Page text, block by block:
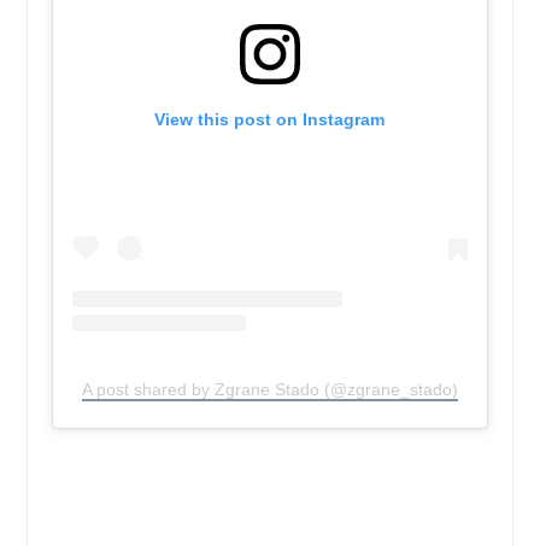
View this post on Instagram
A post shared by Zgrane Stado (@zgrane_stado)